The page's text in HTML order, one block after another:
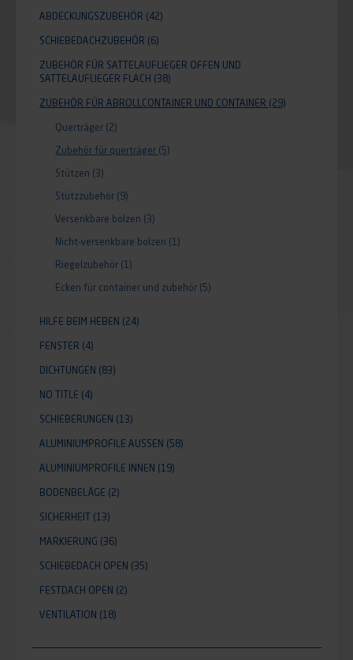
ABDECKUNGSZUBEHÖR (42)
SCHIEBEDACHZUBEHÖR (6)
ZUBEHÖR FÜR SATTELAUFLIEGER OFFEN UND
SATTELAUFLIEGER FLACH (38)
ZUBEHÖR FÜR ABROLLCONTAINER UND CONTAINER (29)
Querträger (2)
Zubehör für querträger (5)
Stützen (3)
Stützzubehör (9)
Versenkbare bolzen (3)
Nicht-versenkbare bolzen (1)
Riegelzubehör (1)
Ecken für container und zubehör (5)
HILFE BEIM HEBEN (24)
FENSTER (4)
DICHTUNGEN (83)
NO TITLE (4)
SCHIEBERUNGEN (13)
ALUMINIUMPROFILE AUSSEN (58)
ALUMINIUMPROFILE INNEN (19)
BODENBELÄGE (2)
SICHERHEIT (13)
MARKIERUNG (36)
SCHIEBEDACH OPEN (35)
FESTDACH OPEN (2)
VENTILATION (18)